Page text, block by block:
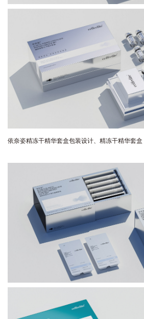
依奈姿精冻干精华套盒包装设计、 精冻干精华套盒